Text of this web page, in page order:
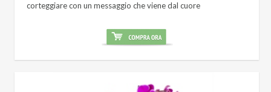
corteggiare con un messaggio che viene dal cuore